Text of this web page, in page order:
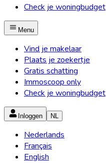
Check je woningbudget
Menu
Vind je makelaar
Plaats je zoekertje
Gratis schatting
Immoscoop only
Check je woningbudget
Inloggen NL
Nederlands
Français
English